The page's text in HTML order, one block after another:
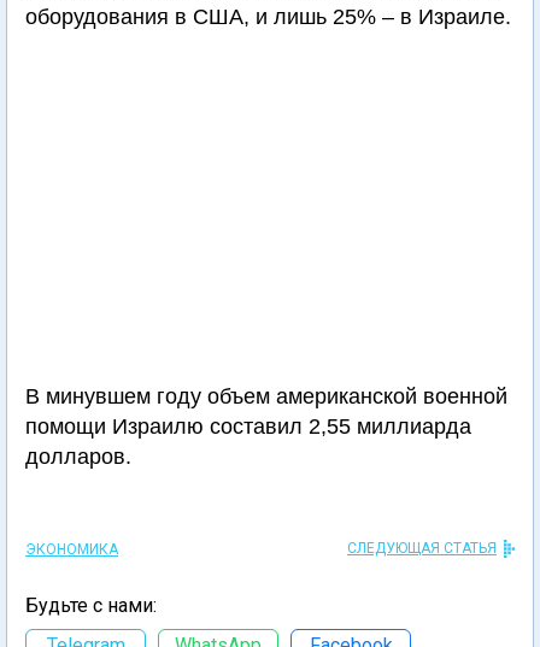
оборудования в США, и лишь 25% – в Израиле.
В минувшем году объем американской военной
помощи Израилю составил 2,55 миллиарда
долларов.
ЭКОНОМИКА СЛЕДУЮЩАЯ СТАТЬЯ
Будьте с нами: